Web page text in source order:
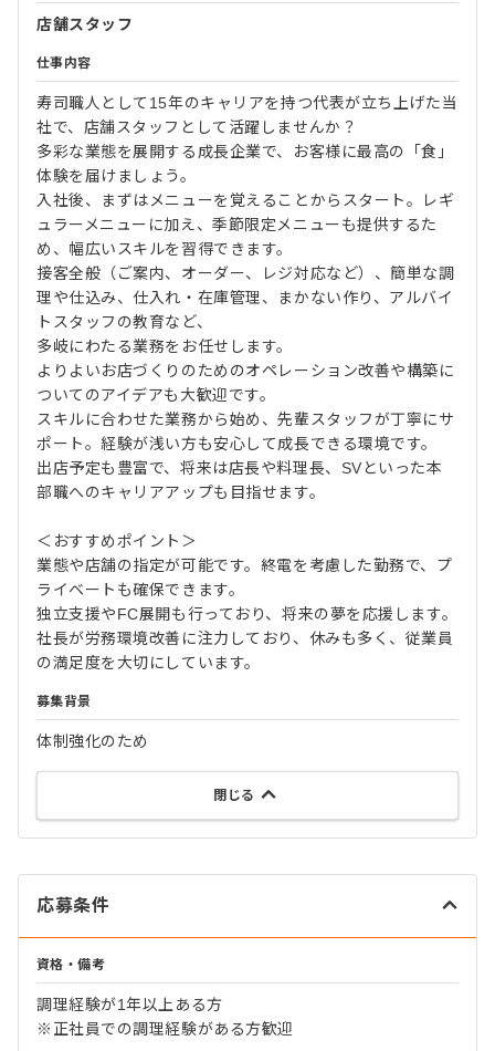
店舗スタッフ
仕事内容
寿司職人として15年のキャリアを持つ代表が立ち上げた当
社で、店舗スタッフとして活躍しませんか？
多彩な業態を展開する成長企業で、お客様に最高の「食」
体験を届けましょう。
入社後、まずはメニューを覚えることからスタート。レギ
ュラーメニューに加え、季節限定メニューも提供するた
め、幅広いスキルを習得できます。
接客全般（ご案内、オーダー、レジ対応など）、簡単な調
理や仕込み、仕入れ・在庫管理、まかない作り、アルバイ
トスタッフの教育など、
多岐にわたる業務をお任せします。
よりよいお店づくりのためのオペレーション改善や構築に
ついてのアイデアも大歓迎です。
スキルに合わせた業務から始め、先輩スタッフが丁寧にサ
ポート。経験が浅い方も安心して成長できる環境です。
出店予定も豊富で、将来は店長や料理長、SVといった本
部職へのキャリアアップも目指せます。
＜おすすめポイント＞
業態や店舗の指定が可能です。終電を考慮した勤務で、プ
ライベートも確保できます。
独立支援やFC展開も行っており、将来の夢を応援します。
社長が労務環境改善に注力しており、休みも多く、従業員
の満足度を大切にしています。
募集背景
体制強化のため
閉じる
応募条件
資格・備考
調理経験が1年以上ある方
※正社員での調理経験がある方歓迎